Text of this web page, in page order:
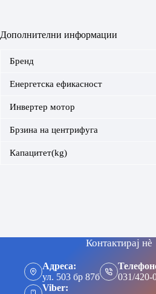
Дополнителни информации
Бренд
Енергетска ефикасност
Инвертер мотор
Брзина на центрифуга
Капацитет(kg)
Контактирај нè
Адреса:
ул. 503 бр 87б
031/420-
Viber: